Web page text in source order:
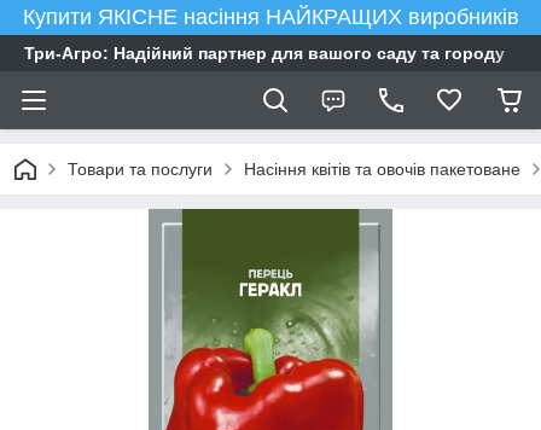
Купити ЯКІСНЕ насіння НАЙКРАЩИХ виробників
Три-Агро: Надійний партнер для вашого саду та городу
Товари та послуги Насіння квітів та овочів пакетоване